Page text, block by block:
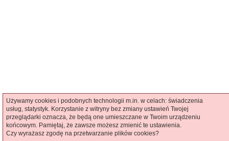
Archiwalne - Zamówiena zgodne z procedurą PZP
Archiwalne - Zamówienia zgodne z procedurą PZP sprzed
01.03.2016
Archiwalne - Zamówienia bez procedury PZP - do 12.04.2019
Używamy cookies i podobnych technologii m.in. w celach: świadczenia
usług, statystyk. Korzystanie z witryny bez zmiany ustawień Twojej
przeglądarki oznacza, że będą one umieszczane w Twoim urządzeniu
końcowym. Pamiętaj, że zawsze możesz zmienić te ustawienia.
Czy wyrażasz zgodę na przetwarzanie plików cookies?